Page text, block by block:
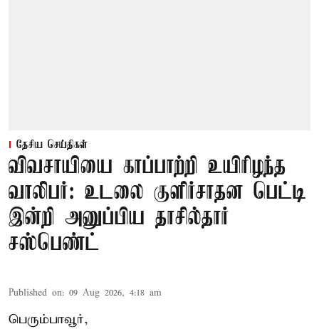
தேசிய செய்திகள்
விவசாயியை காப்பாற்றி உயிரிழந்த
வாலிபர்: உடலை குளிர்சாதன பெட்டி
இன்றி அனுப்பிய தாசில்தார்
சஸ்பெண்ட்
Published on: 09 Aug 2026, 4:18 am
பெரும்பாவூர்,